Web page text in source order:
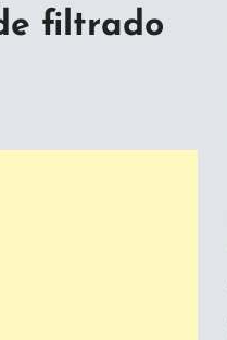
filtrado